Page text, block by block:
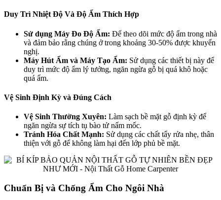
Duy Trì Nhiệt Độ Và Độ Ẩm Thích Hợp
Sử dụng Máy Đo Độ Ẩm: Để theo dõi mức độ ẩm trong nhà
và đảm bảo rằng chúng ở trong khoảng 30-50% được khuyến
nghị.
Máy Hút Ẩm và Máy Tạo Ẩm: Sử dụng các thiết bị này để
duy trì mức độ ẩm lý tưởng, ngăn ngừa gỗ bị quá khô hoặc
quá ẩm.
Vệ Sinh Định Kỳ và Đúng Cách
Vệ Sinh Thường Xuyên: Làm sạch bề mặt gỗ định kỳ để
ngăn ngừa sự tích tụ bào tử nấm mốc.
Tránh Hóa Chất Mạnh: Sử dụng các chất tẩy rửa nhẹ, thân
thiện với gỗ để không làm hại đến lớp phủ bề mặt.
Chuẩn Bị và Chống Ẩm Cho Ngôi Nhà